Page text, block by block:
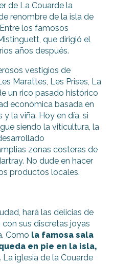
de La Couarde la
renombre de la isla de
los famosos
que dirigió el
años después.
vestigios de
Marattes, Les Prises, La
un rico pasado histórico
económica basada en
la viña. Hoy en día, si
siendo la viticultura, la
zonas costeras de
No dude en hacer
productos locales.
hará las delicias de
sus discretas joyas
Como la famosa sala
en pie en la isla,
iglesia de la Couarde